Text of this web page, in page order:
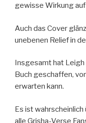
gewisse Wirkung auf
Auch das Cover
unebenen Relief in
Insgesamt hat
Buch geschaffen,
erwarten kann.
Es ist
alle Grisha-Verse